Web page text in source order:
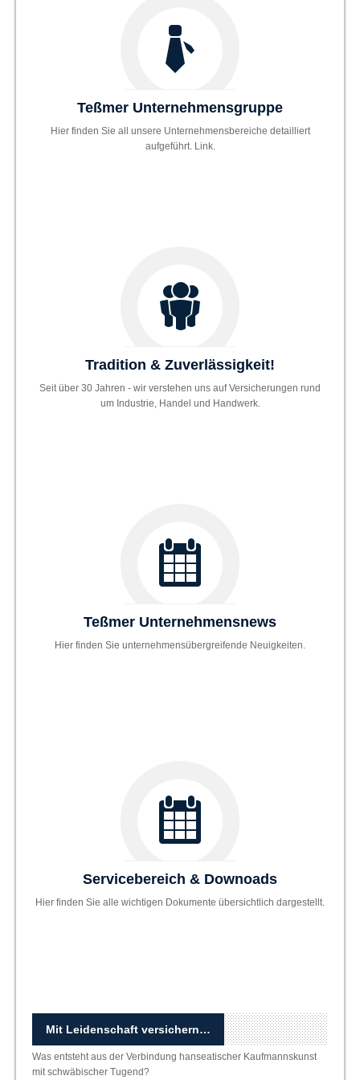
Teßmer Unternehmensgruppe
Hier finden Sie all unsere Unternehmensbereiche detailliert
aufgeführt. Link.
Tradition & Zuverlässigkeit!
Seit über 30 Jahren - wir verstehen uns auf Versicherungen rund
um Industrie, Handel und Handwerk.
Teßmer Unternehmensnews
Hier finden Sie unternehmensübergreifende Neuigkeiten.
Servicebereich & Downoads
Hier finden Sie alle wichtigen Dokumente übersichtlich dargestellt.
Mit Leidenschaft versichern…
Was entsteht aus der Verbindung hanseatischer Kaufmannskunst
mit schwäbischer Tugend?